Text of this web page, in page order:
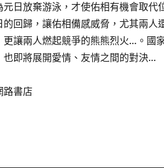
日放棄游泳，才使佑相有機會取代
的回歸，讓佑相備感威脅，尤其兩人
更讓兩人燃起競爭的熊熊烈火…。國
也即將展開愛情、友情之間的對決…
路書店